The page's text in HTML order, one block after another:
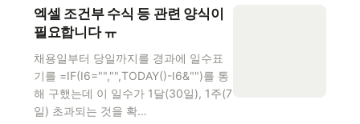
엑셀 조건부 수식 등 관련 양식이
필요합니다 ㅠ
채용일부터 당일까지를 경과에 일수표
기를 =IF(I6="","",TODAY()-I6&"")를 통
해 구했는데 이 일수가 1달(30일), 1주(7
일) 초과되는 것을 확…